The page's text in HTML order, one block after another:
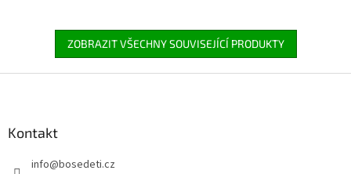
ZOBRAZIT VŠECHNY SOUVISEJÍCÍ PRODUKTY
Kontakt
info@bosedeti.cz